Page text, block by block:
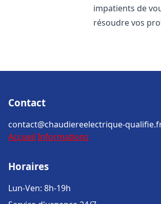
impatients de
résoudre vos
Contact
contact@chaudiereelectrique-
Accueil Informations
Horaires
Lun-Ven: 8h-19h